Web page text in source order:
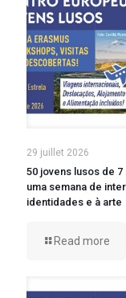
29 juillet 2026
50 jovens lusos de
uma semana de
identidades e à arte
Read more